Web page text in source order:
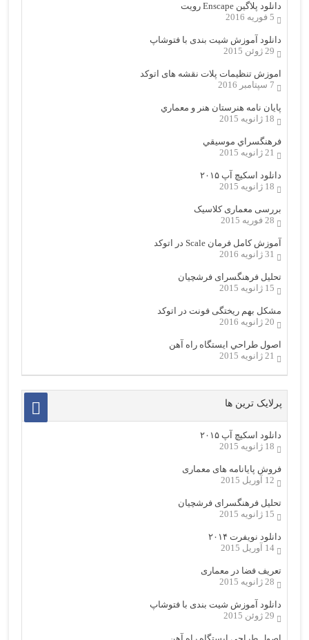
دانلود پلاگین Enscape رویت
5 فوریه 2016
دانلود آموزش شیت بندی با فتوشاپ
29 ژوئن 2015
اموزش تنظیمات پلات نقشه های اتوکد
7 سپتامبر 2016
پایان نامه هنرستان هنر و معماري
18 ژانویه 2015
فرهنگسراي موسيقي
21 ژانویه 2015
دانلود اسکیچ آپ ۲۰۱۵
18 ژانویه 2015
بررسی معماری کلاسیک
28 فوریه 2015
آموزش کامل فرمان Scale در اتوکد
31 ژانویه 2016
تحلیل فرهنگسرای فرشچیان
15 ژانویه 2015
مشکل بهم ریختگی فونت در اتوکد
20 ژانویه 2016
اصول طراحي ایستگاه راه آهن
21 ژانویه 2015
پرلایک ترین ها
دانلود اسکیچ آپ ۲۰۱۵
18 ژانویه 2015
فروش پایانامه های معماری
12 آوریل 2015
تحلیل فرهنگسرای فرشچیان
15 ژانویه 2015
دانلود نویفرت ۲۰۱۴
14 آوریل 2015
تعریف فضا در معماری
28 ژانویه 2015
دانلود آموزش شیت بندی با فتوشاپ
29 ژوئن 2015